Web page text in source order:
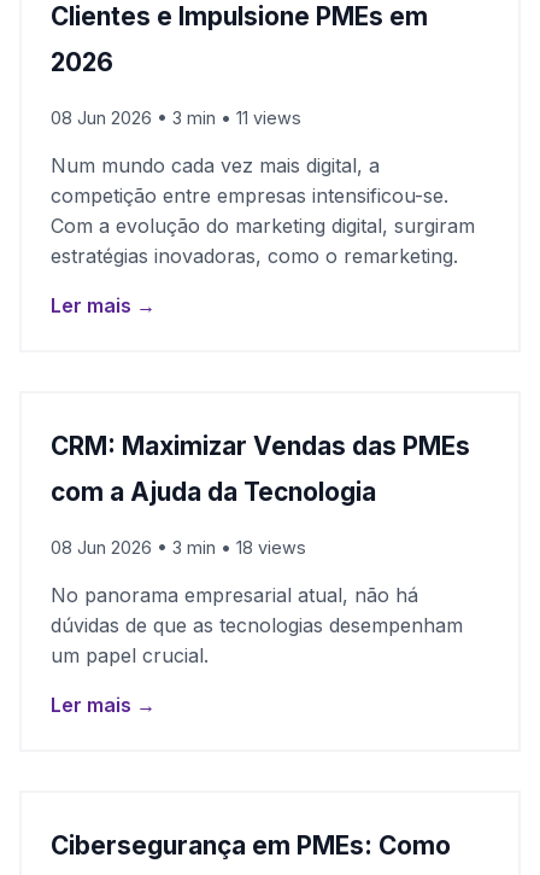
Clientes e Impulsione PMEs em
2026
08 Jun 2026 • 3 min • 11 views
Num mundo cada vez mais digital, a
competição entre empresas intensificou-se.
Com a evolução do marketing digital, surgiram
estratégias inovadoras, como o remarketing.
Ler mais →
CRM: Maximizar Vendas das PMEs
com a Ajuda da Tecnologia
08 Jun 2026 • 3 min • 18 views
No panorama empresarial atual, não há
dúvidas de que as tecnologias desempenham
um papel crucial.
Ler mais →
Cibersegurança em PMEs: Como